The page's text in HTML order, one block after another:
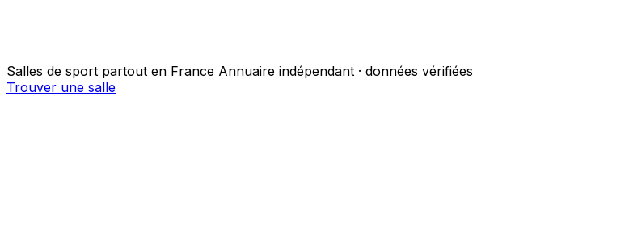
Salles de sport partout en France Annuaire indépendant · données vérifiées
Trouver une salle